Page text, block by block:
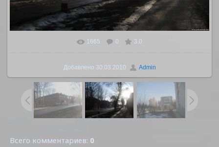
В реальном размере 1600x1200
1665 0 3.0
Добавлено 30.03.2010 Admin
Всего комментариев: 0